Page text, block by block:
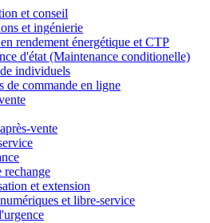
et conseil
et ingénierie
rendement énergétique et CTP
d'état (Maintenance conditionelle)
individuels
de commande en ligne
vente
rechange
et extension
et libre-service